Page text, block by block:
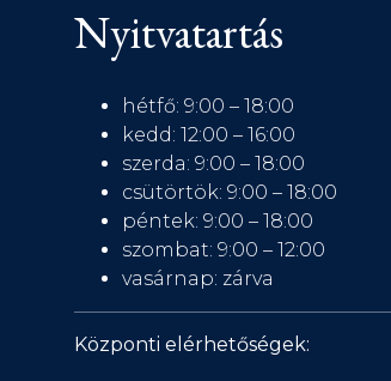
Nyitvatartás
hétfő: 9:00 – 18:00
kedd: 12:00 – 16:00
szerda: 9:00 – 18:00
csütörtök: 9:00 – 18:00
péntek: 9:00 – 18:00
szombat: 9:00 – 12:00
vasárnap: zárva
Központi elérhetőségek: